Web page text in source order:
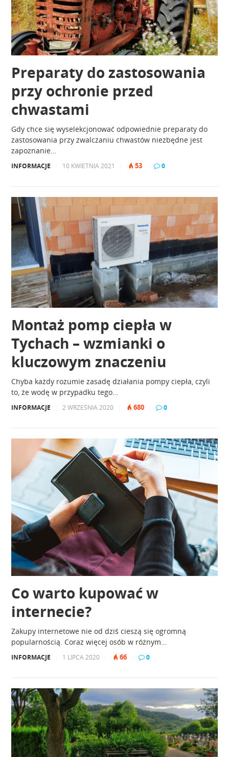
Preparaty do zastosowania
przy ochronie przed
chwastami
Gdy chce się wyselekcjonować odpowiednie preparaty do
zastosowania przy zwalczaniu chwastów niezbędne jest
zapoznanie…
INFORMACJE 10 KWIETNIA 2021 53 0
Montaż pomp ciepła w
Tychach – wzmianki o
kluczowym znaczeniu
Chyba każdy rozumie zasadę działania pompy ciepła, czyli
to, że wodę w przypadku tego…
INFORMACJE 2 WRZEŚNIA 2020 680 0
Co warto kupować w
internecie?
Zakupy internetowe nie od dziś cieszą się ogromną
popularnością. Coraz więcej osób w różnym…
INFORMACJE 1 LIPCA 2020 66 0